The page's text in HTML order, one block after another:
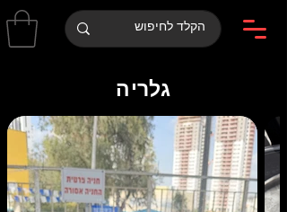
גלריה